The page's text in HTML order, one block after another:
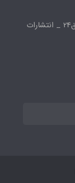
اتوبان بابایی _ شهرک بهشتی _ شقایق24 _ انتشارات